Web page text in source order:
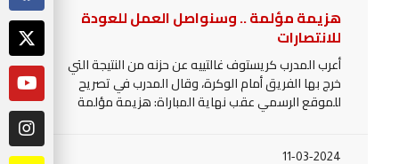
هزيمة مؤلمة .. وسنواصل العمل للعودة
للانتصارات
أعرب المدرب كريستوف غالتييه عن حزنه من النتيجة التي
خرج بها الفريق أمام الوكرة، وقال المدرب في تصريح
للموقع الرسمي عقب نهاية المباراة: هزيمة مؤلمة
11-03-2024